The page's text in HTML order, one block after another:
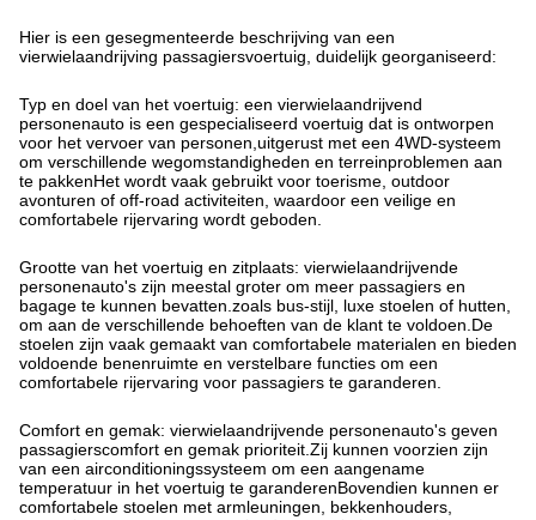
Hier is een gesegmenteerde beschrijving van een
vierwielaandrijving passagiersvoertuig, duidelijk georganiseerd:
Typ en doel van het voertuig: een vierwielaandrijvend
personenauto is een gespecialiseerd voertuig dat is ontworpen
voor het vervoer van personen,uitgerust met een 4WD-systeem
om verschillende wegomstandigheden en terreinproblemen aan
te pakkenHet wordt vaak gebruikt voor toerisme, outdoor
avonturen of off-road activiteiten, waardoor een veilige en
comfortabele rijervaring wordt geboden.
Grootte van het voertuig en zitplaats: vierwielaandrijvende
personenauto's zijn meestal groter om meer passagiers en
bagage te kunnen bevatten.zoals bus-stijl, luxe stoelen of hutten,
om aan de verschillende behoeften van de klant te voldoen.De
stoelen zijn vaak gemaakt van comfortabele materialen en bieden
voldoende benenruimte en verstelbare functies om een
comfortabele rijervaring voor passagiers te garanderen.
Comfort en gemak: vierwielaandrijvende personenauto's geven
passagierscomfort en gemak prioriteit.Zij kunnen voorzien zijn
van een airconditioningssysteem om een aangename
temperatuur in het voertuig te garanderenBovendien kunnen er
comfortabele stoelen met armleuningen, bekkenhouders,